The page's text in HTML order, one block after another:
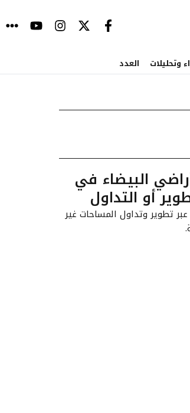
وتحليلات العدد
البيضاء في
أو التداول
تطوير وتداول المساحات غير